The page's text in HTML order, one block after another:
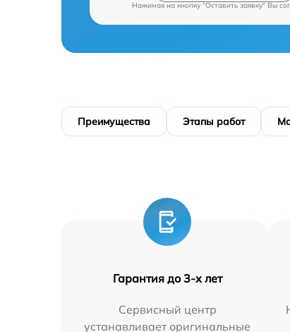
Нажимая на кнопку "Оставить заявку" Вы
Преимущества Этапы работ
Гарантия до 3-х лет
Сервисный центр
устанавливает оригинальные